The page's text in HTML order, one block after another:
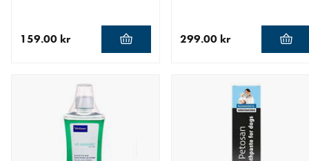
159.00 kr 299.00 kr